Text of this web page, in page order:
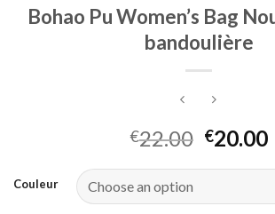
Bohao Pu Women’s Bag
bandoulière
€22.00 €20.00
Couleur